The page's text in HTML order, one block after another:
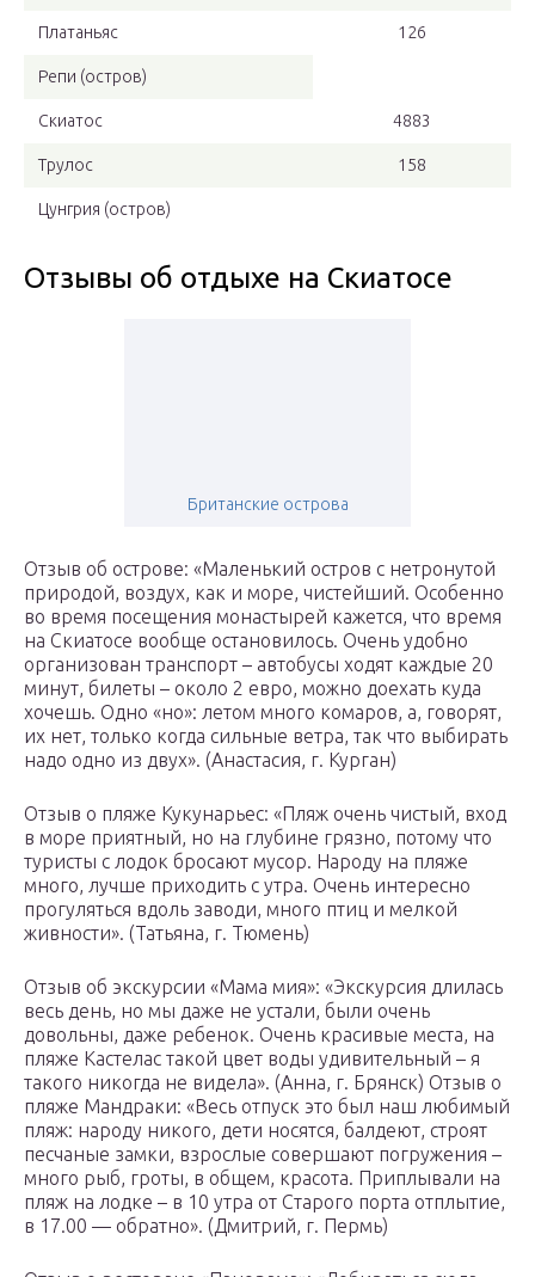
Платаньяс 126
Репи (остров)
Скиатос 4883
Трулос 158
Цунгрия (остров)
Отзывы об отдыхе на Скиатосе
Британские острова
Отзыв об острове: «Маленький остров с нетронутой
природой, воздух, как и море, чистейший. Особенно
во время посещения монастырей кажется, что время
на Скиатосе вообще остановилось. Очень удобно
организован транспорт – автобусы ходят каждые 20
минут, билеты – около 2 евро, можно доехать куда
хочешь. Одно «но»: летом много комаров, а, говорят,
их нет, только когда сильные ветра, так что выбирать
надо одно из двух». (Анастасия, г. Курган)
Отзыв о пляже Кукунарьес: «Пляж очень чистый, вход
в море приятный, но на глубине грязно, потому что
туристы с лодок бросают мусор. Народу на пляже
много, лучше приходить с утра. Очень интересно
прогуляться вдоль заводи, много птиц и мелкой
живности». (Татьяна, г. Тюмень)
Отзыв об экскурсии «Мама мия»: «Экскурсия длилась
весь день, но мы даже не устали, были очень
довольны, даже ребенок. Очень красивые места, на
пляже Кастелас такой цвет воды удивительный – я
такого никогда не видела». (Анна, г. Брянск) Отзыв о
пляже Мандраки: «Весь отпуск это был наш любимый
пляж: народу никого, дети носятся, балдеют, строят
песчаные замки, взрослые совершают погружения –
много рыб, гроты, в общем, красота. Приплывали на
пляж на лодке – в 10 утра от Старого порта отплытие,
в 17.00 — обратно». (Дмитрий, г. Пермь)